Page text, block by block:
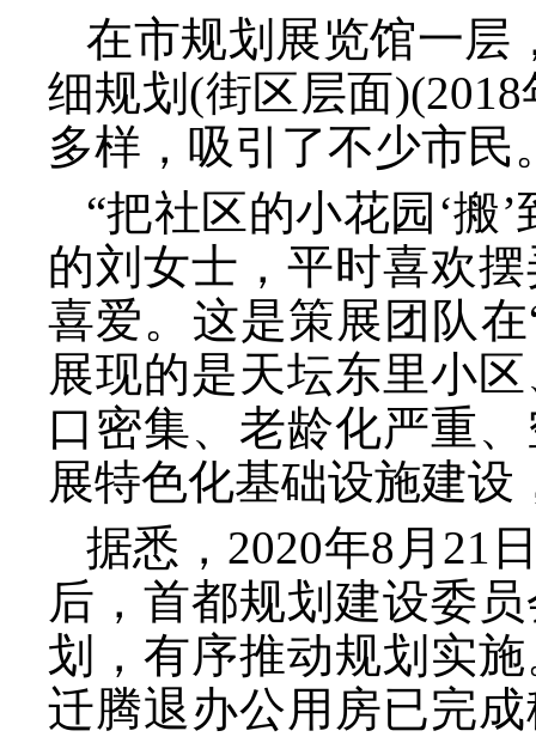
在市规划展览馆一层
细规划(街区层面
多样，吸引了不少市民
“把社区的小花园‘搬
的刘女士，平时喜欢
喜爱。这是策展团队
展现的是天坛东里小
口密集、老龄化严重
展特色化基础设施建
据悉， 2020年8月21
后，首都规划建设委
划，有序推动规划实
迁腾退办公用房已完